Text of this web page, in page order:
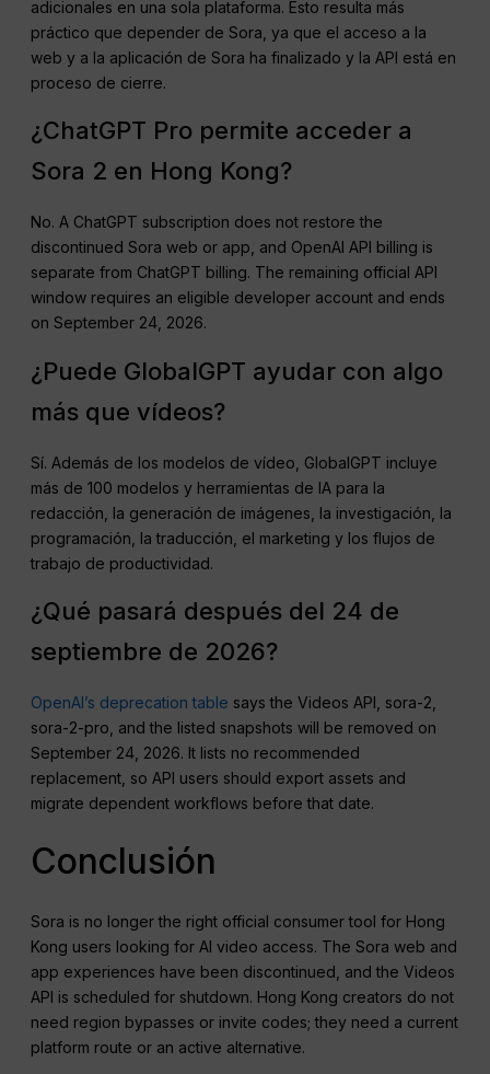
adicionales en una sola plataforma. Esto resulta más
práctico que depender de Sora, ya que el acceso a la
web y a la aplicación de Sora ha finalizado y la API está en
proceso de cierre.
¿ChatGPT Pro permite acceder a
Sora 2 en Hong Kong?
No. A ChatGPT subscription does not restore the
discontinued Sora web or app, and OpenAI API billing is
separate from ChatGPT billing. The remaining official API
window requires an eligible developer account and ends
on September 24, 2026.
¿Puede GlobalGPT ayudar con algo
más que vídeos?
Sí. Además de los modelos de vídeo, GlobalGPT incluye
más de 100 modelos y herramientas de IA para la
redacción, la generación de imágenes, la investigación, la
programación, la traducción, el marketing y los flujos de
trabajo de productividad.
¿Qué pasará después del 24 de
septiembre de 2026?
OpenAI’s deprecation table says the Videos API, sora-2,
sora-2-pro, and the listed snapshots will be removed on
September 24, 2026. It lists no recommended
replacement, so API users should export assets and
migrate dependent workflows before that date.
Conclusión
Sora is no longer the right official consumer tool for Hong
Kong users looking for AI video access. The Sora web and
app experiences have been discontinued, and the Videos
API is scheduled for shutdown. Hong Kong creators do not
need region bypasses or invite codes; they need a current
platform route or an active alternative.